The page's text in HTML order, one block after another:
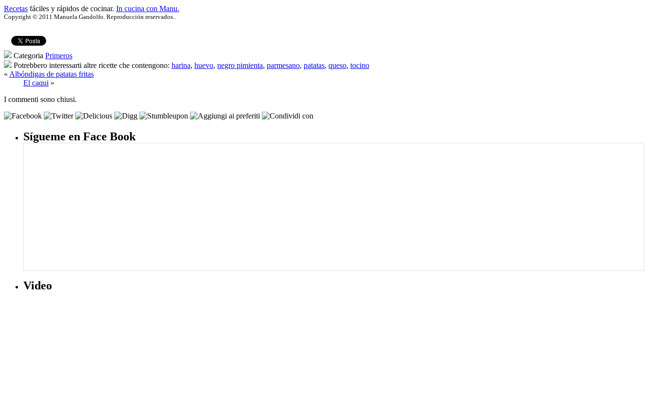
Recetas fáciles y rápidos de cocinar. In cucina con Manu.
Copyright © 2011 Manuela Gandolfo. Reproducción reservados..
Categoria Primeros
Potrebbero interessarti altre ricette che contengono: harina, huevo, negro pimienta, parmesano, patatas, queso, tocino
« Albóndigas de patatas fritas
El caqui »
I commenti sono chiusi.
Sígueme en Face Book
Video